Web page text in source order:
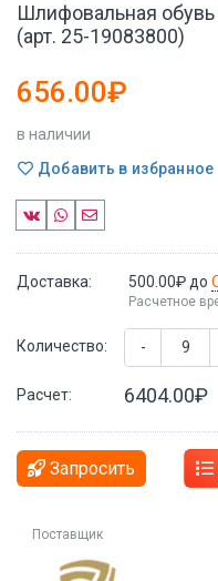
Шлифовальная обувь
(арт. 25-19083800)
656.00₽
в наличии
Добавить в избранное
Доставка: 500.00₽ до
Расчетное
Количество: -
Расчет: 6404.00₽
Запросить
Поставщик